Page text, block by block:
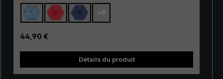
de verre rendent le « Dainty automatic » extrêmement
résistant. Grâce à son mécanisme
d'ouverture/fermeture automatique pratique, ce
parapluie de poche est de plus très facile à utiliser. Il
suffit d'appuyer sur un bouton pour ouvrir et refermer la
couverture du parapluie très rapidement en cas
d'averse qui s'annonce.
+ 8
Prix régulier :
44,90 €
Détails du produit